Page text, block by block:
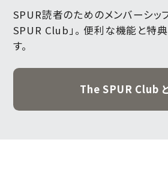
SPUR読者のためのメンバーシッ
SPUR Club」。 便利な機能と特
す。
The SPUR Club